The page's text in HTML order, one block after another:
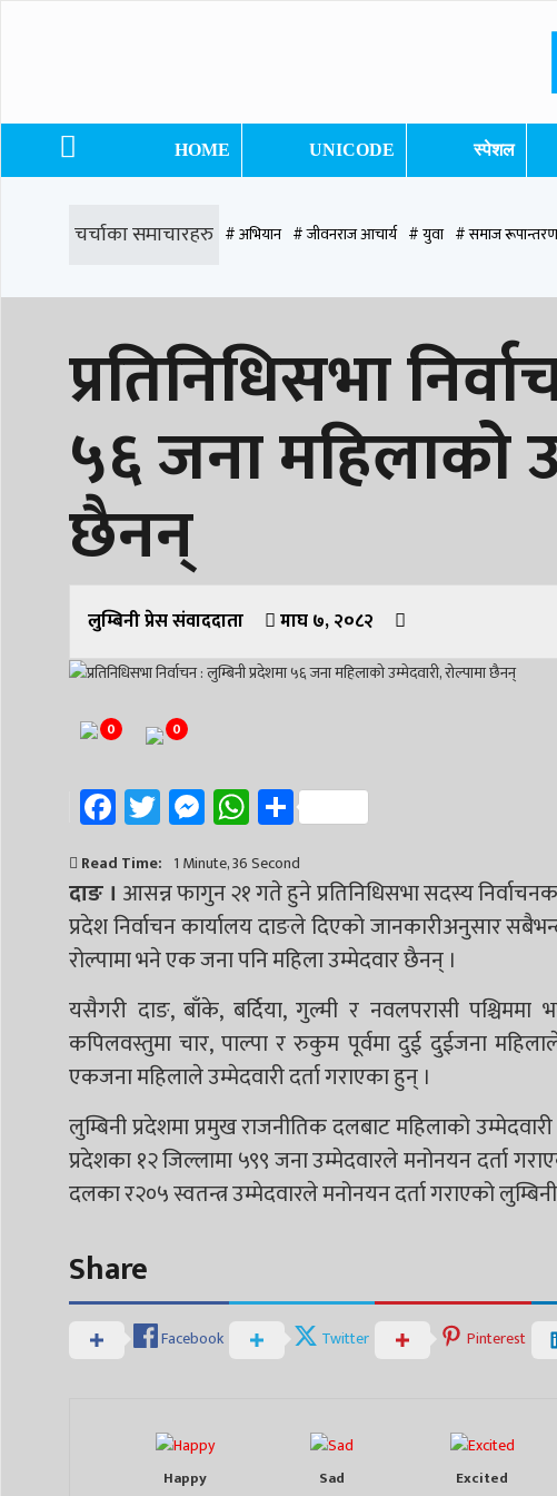
HOME UNICODE स्पेशल
चर्चाका समाचारहरु # अभियान # जीवनराज आचार्य # युवा # समाज रूपान्तरण
# समृद्धि एकेडेमी # काङ्ग्रेस # नेपाली कांग्रेस # बुटवल # राजधानी # रुपन्देही #
# प्रतिनिधि सभा
प्रतिनिधिसभा
५६ जना महिलाको
छैनन्
लुम्बिनी प्रेस संवाददाता माघ ७, २०८२
0 0
Facebook
Twitter
Messenger
WhatsApp
Share
Read Time: 1 Minute, 36 Second
दाङ । आसन्न फागुन २१ गते हुने प्रतिनिधिसभा सदस्य
प्रदेश निर्वाचन कार्यालय दाङले दिएको जानकारीअनुसार
रोल्पामा भने एक जना पनि महिला उम्मेदवार छैनन् ।
यसैगरी दाङ, बाँके, बर्दिया, गुल्मी र नवलपरासी
कपिलवस्तुमा चार, पाल्पा र रुकुम पूर्वमा दुई दुईजना
एकजना महिलाले उम्मेदवारी दर्ता गराएका हुन् ।
लुम्बिनी प्रदेशमा प्रमुख राजनीतिक दलबाट महिलाको
प्रदेशका १२ जिल्लामा ५९९ जना उम्मेदवारले मनोनयन दर्ता
दलका र२०५ स्वतन्त्र उम्मेदवारले मनोनयन दर्ता गराएको
Share
Facebook Twitter Pinterest
Happy Sad Excited